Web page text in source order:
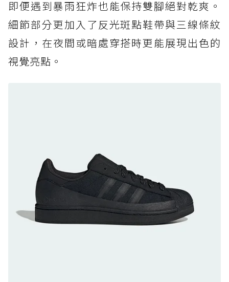
黃靴同級頂級防水，輕量化工裝健走鞋雨天必備
防水鞋推薦 7. Timberland Motion Access：
黃靴同級頂級防水，輕量化工裝健走鞋雨天必備
防水鞋推薦 10. PUMA Voyage NITRO™ 4
GORE-TEX：氮氣中底注入，回彈與防滑兼具的
全天候越野跑鞋
防水鞋推薦 11. On Cloudhorizon 2 WP：腳
感軟彈、搭載 Missiongrip™ 的防水輕越野鞋
即便遇到暴雨狂炸也能保持雙腳絕對乾爽。
細節部分更加入了反光斑點鞋帶與三線條紋
設計，在夜間或暗處穿搭時更能展現出色的
視覺亮點。